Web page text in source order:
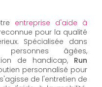
entreprise d'aide à
pour la qualité
Spécialisée dans
personnes âgées,
de handicap, Run
personnalisé pour
de l'entretien de